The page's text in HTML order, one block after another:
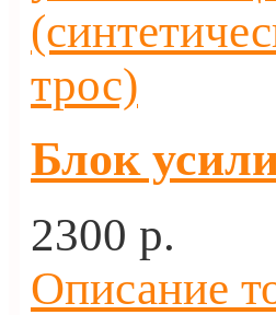
Блок
2300 p.
Описание